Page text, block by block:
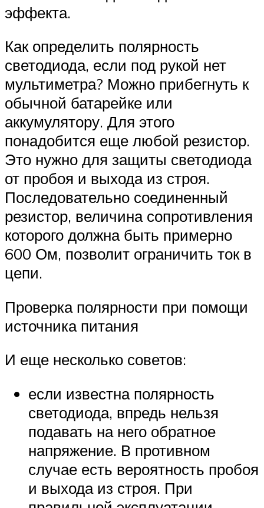
эффекта.
Как определить полярность
светодиода, если под рукой нет
мультиметра? Можно прибегнуть к
обычной батарейке или
аккумулятору. Для этого
понадобится еще любой резистор.
Это нужно для защиты светодиода
от пробоя и выхода из строя.
Последовательно соединенный
резистор, величина сопротивления
которого должна быть примерно
600 Ом, позволит ограничить ток в
цепи.
Проверка полярности при помощи
источника питания
И еще несколько советов:
если известна полярность
светодиода, впредь нельзя
подавать на него обратное
напряжение. В противном
случае есть вероятность пробоя
и выхода из строя. При